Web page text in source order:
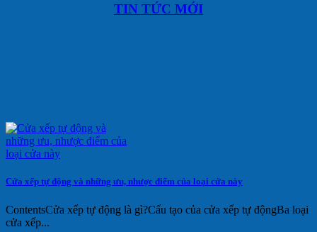
TIN TỨC MỚI
Cửa xếp tự động và những ưu, nhược điểm của loại cửa này
ContentsCửa xếp tự động là gì?Cấu tạo của cửa xếp tự độngBa loại
cửa xếp...